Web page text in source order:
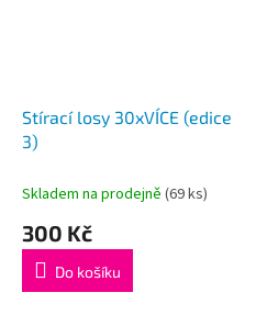
Stírací losy 30xVÍCE (edice
3)
Skladem na prodejně (69 ks)
300 Kč
Do košíku